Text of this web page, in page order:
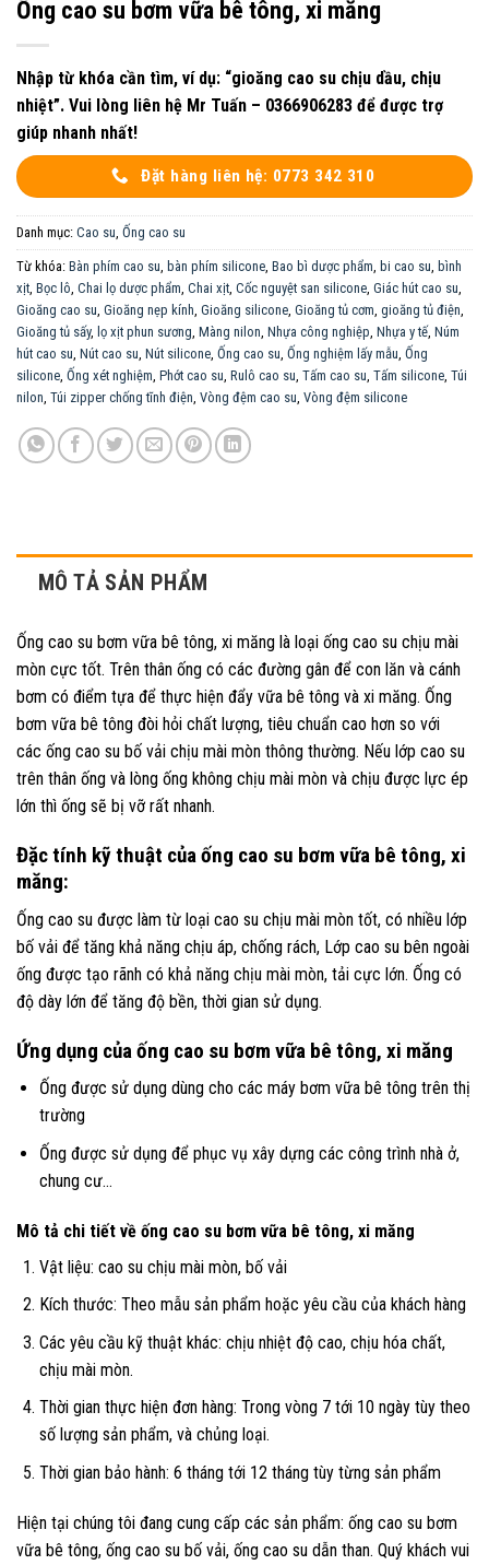
Ống cao su bơm vữa bê tông, xi măng
Nhập từ khóa cần tìm, ví dụ: “gioăng cao su chịu dầu, chịu
nhiệt”. Vui lòng liên hệ Mr Tuấn – 0366906283 để được trợ
giúp nhanh nhất!
Đặt hàng liên hệ: 0773 342 310
Danh mục: Cao su Ống cao su
Từ khóa: Bàn phím cao su bàn phím silicone Bao bì dược phẩm bi cao su bình
xịt Bọc lô Chai lọ dược phẩm Chai xịt Cốc nguyệt san silicone Giác hút cao su
Gioăng cao su Gioăng nẹp kính Gioăng silicone Gioăng tủ cơm gioăng tủ điện
Gioăng tủ sấy, lọ xịt phun sương Màng nilon Nhựa công nghiệp Nhựa y tế, Núm
hút cao su Nút cao su Nút silicone Ống cao su Ống nghiệm lấy mẫu Ống
silicone Ống xét nghiệm Phớt cao su Rulô cao su Tấm cao su Tấm silicone Túi
nilon Túi zipper chống tĩnh điện Vòng đệm cao su Vòng đệm silicone
MÔ TẢ SẢN PHẨM
Ống cao su bơm vữa bê tông, xi măng là loại ống cao su chịu mài
mòn cực tốt. Trên thân ống có các đường gân để con lăn và cánh
bơm có điểm tựa để thực hiện đẩy vữa bê tông và xi măng. Ống
bơm vữa bê tông đòi hỏi chất lượng, tiêu chuẩn cao hơn so với
các ống cao su bố vải chịu mài mòn thông thường. Nếu lớp cao su
trên thân ống và lòng ống không chịu mài mòn và chịu được lực ép
lớn thì ống sẽ bị vỡ rất nhanh.
Đặc tính kỹ thuật của ống cao su bơm vữa bê tông, xi
măng:
Ống cao su được làm từ loại cao su chịu mài mòn tốt, có nhiều lớp
bố vải để tăng khả năng chịu áp, chống rách, Lớp cao su bên ngoài
ống được tạo rãnh có khả năng chịu mài mòn, tải cực lớn. Ống có
độ dày lớn để tăng độ bền, thời gian sử dụng.
Ứng dụng của ống cao su bơm vữa bê tông, xi măng
Ống được sử dụng dùng cho các máy bơm vữa bê tông trên thị
trường
Ống được sử dụng để phục vụ xây dựng các công trình nhà ở,
chung cư…
Mô tả chi tiết về ống cao su bơm vữa bê tông, xi măng
Vật liệu: cao su chịu mài mòn, bố vải
Kích thước: Theo mẫu sản phẩm hoặc yêu cầu của khách hàng
Các yêu cầu kỹ thuật khác: chịu nhiệt độ cao, chịu hóa chất,
chịu mài mòn.
Thời gian thực hiện đơn hàng: Trong vòng 7 tới 10 ngày tùy theo
số lượng sản phẩm, và chủng loại.
Thời gian bảo hành: 6 tháng tới 12 tháng tùy từng sản phẩm
Hiện tại chúng tôi đang cung cấp các sản phẩm: ống cao su bơm
vữa bê tông, ống cao su bố vải, ống cao su dẫn than. Quý khách vui